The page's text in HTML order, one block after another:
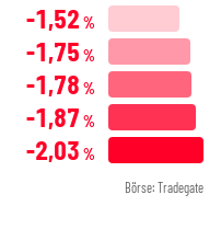
-1,52 %
-1,75 %
-1,78 %
-1,87 %
-2,03 %
Börse: Tradegate